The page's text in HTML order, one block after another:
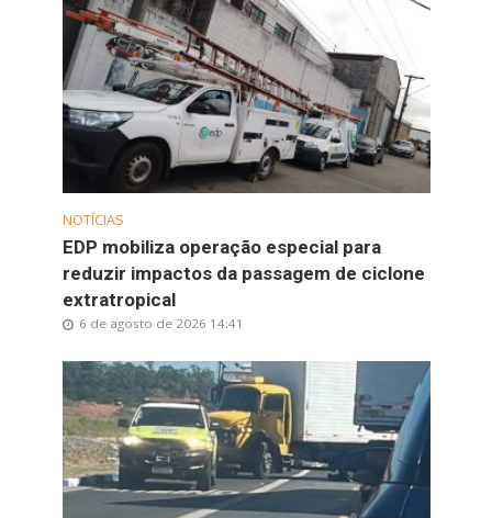
NOTÍCIAS
EDP mobiliza operação especial para
reduzir impactos da passagem de ciclone
extratropical
6 de agosto de 2026 14:41